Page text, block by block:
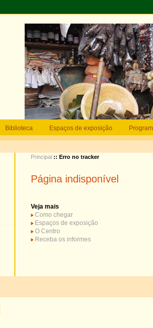
Biblioteca Espaços de exposição
Principal :: Erro no tracker
Página indisponível
Veja mais
Como chegar
Espaços de exposição
O Centro
Receba os informes